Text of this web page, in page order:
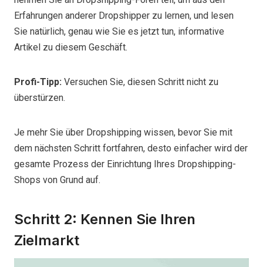
Erfahrungen anderer Dropshipper zu lernen, und lesen
Sie natürlich, genau wie Sie es jetzt tun, informative
Artikel zu diesem Geschäft.
Profi-Tipp: Versuchen Sie, diesen Schritt nicht zu
überstürzen.
Je mehr Sie über Dropshipping wissen, bevor Sie mit
dem nächsten Schritt fortfahren, desto einfacher wird der
gesamte Prozess der Einrichtung Ihres Dropshipping-
Shops von Grund auf.
Schritt 2: Kennen Sie Ihren
Zielmarkt